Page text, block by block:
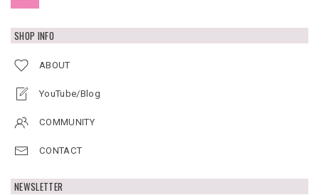
SHOP INFO
ABOUT
YouTube/Blog
COMMUNITY
CONTACT
NEWSLETTER